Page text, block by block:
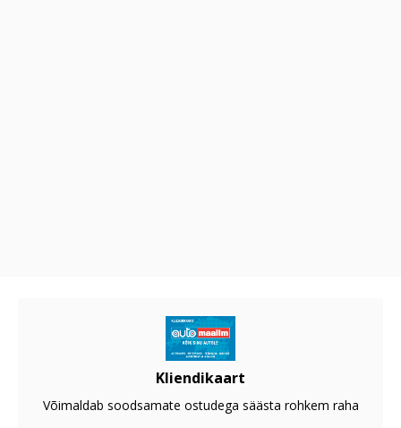
Kliendikaart
Võimaldab soodsamate ostudega säästa rohkem raha